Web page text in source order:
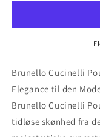
Eau
50
De
50
Brunello Cucinelli
Elegance til den
Brunello Cucinelli
tidløse skønhed fra